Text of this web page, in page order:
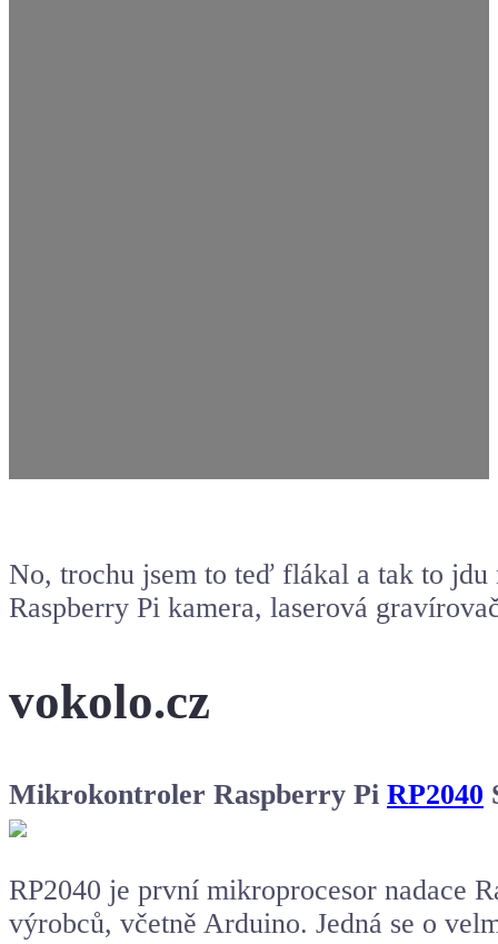
No, trochu jsem to teď flákal a tak to
Raspberry Pi kamera, laserová
vokolo.cz
Mikrokontroler Raspberry Pi RP2040
RP2040 je první mikroprocesor nadace
výrobců, včetně Arduino. Jedná se o